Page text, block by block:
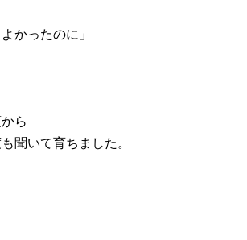
かったのに」
ら
聞いて育ちました。